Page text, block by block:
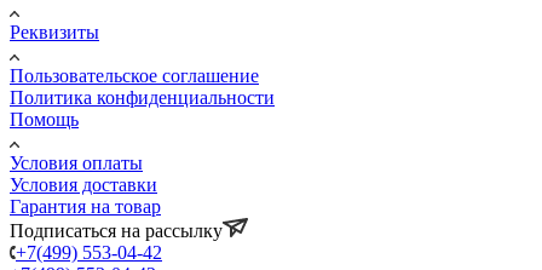
Реквизиты
Пользовательское соглашение
Политика конфиденциальности
Помощь
Условия оплаты
Условия доставки
Гарантия на товар
Подписаться на рассылку
+7(499) 553-04-42